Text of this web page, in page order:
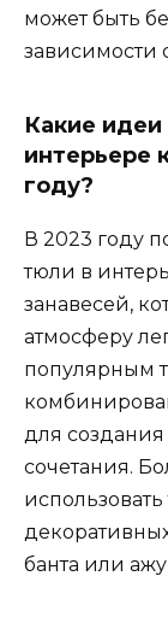
может быть
зависимости
Какие идеи
интерьере
году?
В 2023 году
тюли в
занавесей,
атмосферу
популярным
для создания
сочетания.
банта или